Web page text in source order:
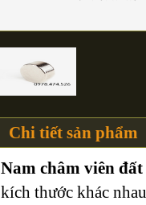
Chi tiết sản phẩm
Nam châm viên
kích thước khác